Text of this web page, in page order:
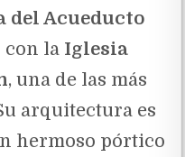
del Acueducto
con la Iglesia
, una de las más
arquitectura es
hermoso pórtico